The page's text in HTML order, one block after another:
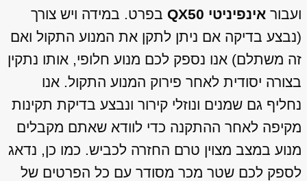
ועבור אינפיניטי QX50
בפרט. במידה ויש צורך
(נבצע בדיקה אם ניתן לתקן את המנוע התקול ואם
זה משתלם) אנו נספק לכם מנוע חלופי, אותו נתקין
בצורה יסודית לאחר פירוק המנוע התקול. אנו
נחליף גם שמנים ונוזלי קירור ונבצע בדיקת תקינות
מקיפה לאחר ההתקנה כדי לוודא שאתם מקבלים
מנוע במצב מצוין טרם החזרה לכביש. כמו כן, נדאג
לספק לכם שטר מכר מסודר עם כל הפרטים של